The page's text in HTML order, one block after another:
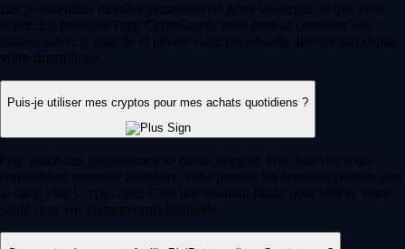
Les portefeuilles mobiles permettent de gérer vos actifs où que vous
soyez. En installant l'app Crypto.com, vous pouvez consulter vos
soldes, suivre le marché et piloter votre portefeuille directement depuis
votre smartphone.
Puis-je utiliser mes cryptos pour mes achats quotidiens ?
Oui, grâce aux programmes de cartes intégrés. Une fois vos actifs
convertis en monnaie fiduciaire, vous pouvez les dépenser partout avec
la carte Visa Crypto.com. C'est une solution fluide pour utiliser votre
solde chez vos commerçants habituels.